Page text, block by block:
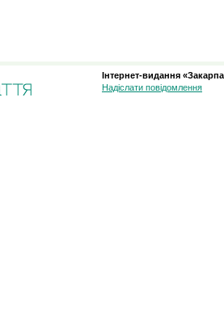
Інтернет-видання
Надіслати повідомлення